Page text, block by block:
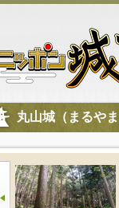
丸山城（まるやま